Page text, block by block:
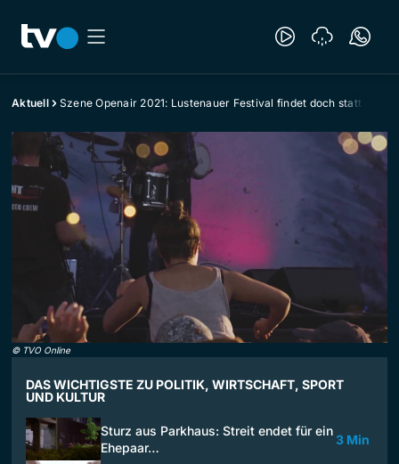
Aktuell Szene Openair 2021: Lustenauer Festival findet doch statt
© TVO Online
DAS WICHTIGSTE ZU POLITIK, WIRTSCHAFT, SPORT
UND KULTUR
Sturz aus Parkhaus: Streit endet für ein
Ehepaar…
3 Min